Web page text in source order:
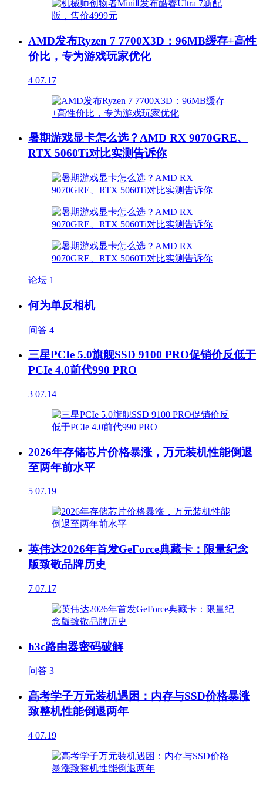
AMD发布Ryzen 7 7700X3D：96MB缓存+高性
价比，专为游戏玩家优化
4 07.17
暑期游戏显卡怎么选？AMD RX 9070GRE、
RTX 5060Ti对比实测告诉你
论坛 1
何为单反相机
问答 4
三星PCIe 5.0旗舰SSD 9100 PRO促销价反低于
PCIe 4.0前代990 PRO
3 07.14
2026年存储芯片价格暴涨，万元装机性能倒退
至两年前水平
5 07.19
英伟达2026年首发GeForce典藏卡：限量纪念
版致敬品牌历史
7 07.17
h3c路由器密码破解
问答 3
高考学子万元装机遇困：内存与SSD价格暴涨
致整机性能倒退两年
4 07.19